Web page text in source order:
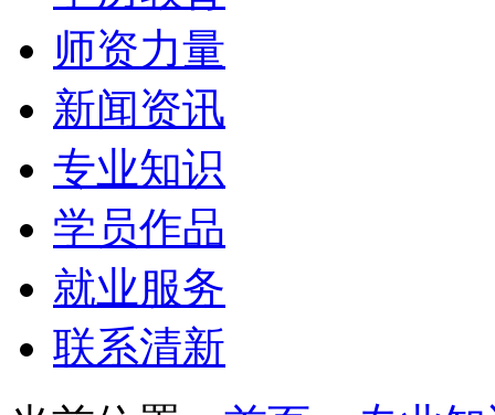
师资力量
新闻资讯
专业知识
学员作品
就业服务
联系清新